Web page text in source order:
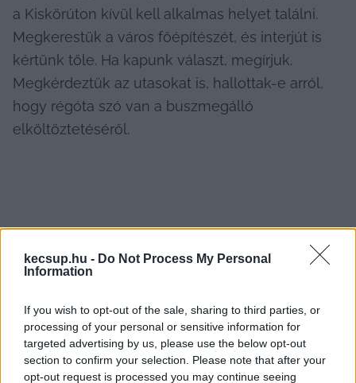
kecsup.hu - Do Not Process My Personal
Information
If you wish to opt-out of the sale, sharing to third parties, or
processing of your personal or sensitive information for
targeted advertising by us, please use the below opt-out
section to confirm your selection. Please note that after your
opt-out request is processed you may continue seeing
a Kiskörúton kívül kell alkalmas helyet találni.
Megkerestük a város főépítészét, és interjút is
kértünk tőle. Ha kapunk választ, megírjuk.
Megkérdeztük az utasokat is, hallottak-e arról,
hogy régóta szó van a buszmegálló
elköltöztetéséről.